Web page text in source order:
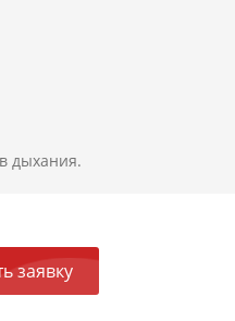
дыхания.
заявку